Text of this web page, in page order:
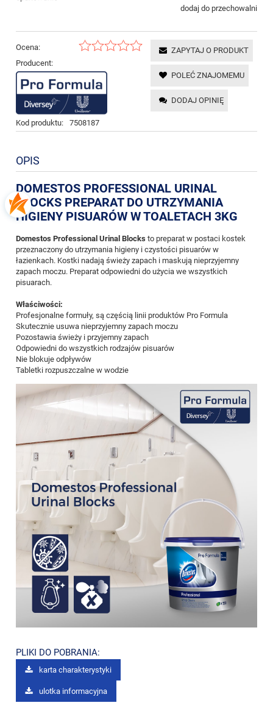
dodaj do przechowalni
Ocena:
Producent:
Kod produktu: 7508187
ZAPYTAJ O PRODUKT
POLEĆ ZNAJOMEMU
DODAJ OPINIĘ
OPIS
DOMESTOS PROFESSIONAL URINAL
BLOCKS PREPARAT DO UTRZYMANIA
HIGIENY PISUARÓW W TOALETACH 3KG
Domestos Professional Urinal Blocks to preparat w postaci kostek
przeznaczony do utrzymania higieny i czystości pisuarów w
łazienkach. Kostki nadają świeży zapach i maskują nieprzyjemny
zapach moczu. Preparat odpowiedni do użycia we wszystkich
pisuarach.
Właściwości:
Profesjonalne formuły, są częścią linii produktów Pro Formula
Skutecznie usuwa nieprzyjemny zapach moczu
Pozostawia świeży i przyjemny zapach
Odpowiedni do wszystkich rodzajów pisuarów
Nie blokuje odpływów
Tabletki rozpuszczalne w wodzie
PLIKI DO POBRANIA:
karta charakterystyki
ulotka informacyjna